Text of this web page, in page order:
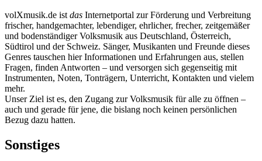
volXmusik.de ist das Internetportal zur Förderung und Verbreitung
frischer, handgemachter, lebendiger, ehrlicher, frecher, zeitgemäßer
und bodenständiger Volksmusik aus Deutschland, Österreich,
Südtirol und der Schweiz. Sänger, Musikanten und Freunde dieses
Genres tauschen hier Informationen und Erfahrungen aus, stellen
Fragen, finden Antworten – und versorgen sich gegenseitig mit
Instrumenten, Noten, Tonträgern, Unterricht, Kontakten und vielem
mehr.
Unser Ziel ist es, den Zugang zur Volksmusik für alle zu öffnen –
auch und gerade für jene, die bislang noch keinen persönlichen
Bezug dazu hatten.
Sonstiges